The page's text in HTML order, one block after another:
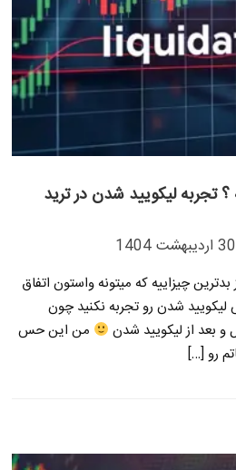
تجربه لیکویید شدن در ترید
30 اردیبهشت 1404
چیزاییه که میتونه واستون اتفاق
شدن رو تجربه نکنید چون
بعد از لیکویید شدن
من این حس
رو […]